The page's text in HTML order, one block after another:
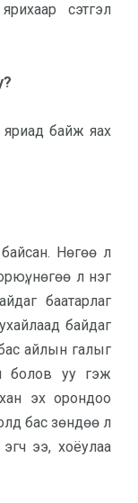
сэтгэл
яриад байж яах
Нөгөө л
нөгөө л нэг
баатарлаг
байдаг
айлын галыг
болов уу гэж
эх орондоо
бас зөндөө л
ээ, хоёулаа